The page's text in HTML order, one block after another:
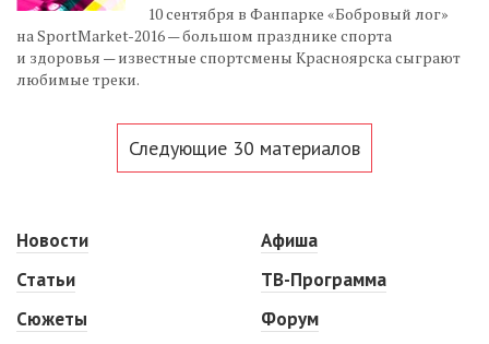
10 сентября в Фанпарке «Бобровый лог»
на SportMarket-2016 — большом празднике спорта
и здоровья — известные спортсмены Красноярска сыграют
любимые треки.
Следующие 30 материалов
Новости
Статьи
Сюжеты
Афиша
ТВ-Программа
Форум